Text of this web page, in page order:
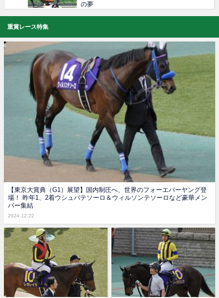
の夢
重賞レース特集
【東京大賞典（G1）展望】国内制圧へ、世界のフォーエバーヤング登
場！ 昨年1、2着ウシュバテソーロ＆ウィルソンテソーロなど豪華メン
バー集結
2024.12.22